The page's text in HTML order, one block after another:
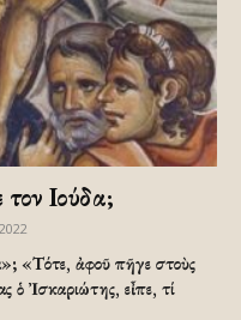
τον Ιούδα;
«Τότε, ἀφοῦ πῆγε στοὺς
ὁ Ἰσκαριώτης, εἶπε, τί